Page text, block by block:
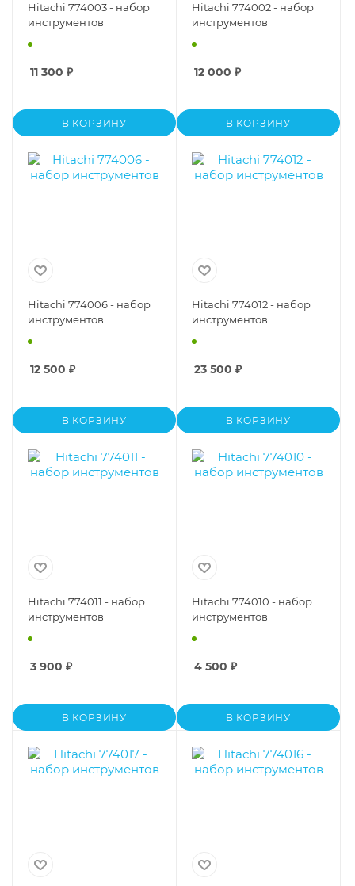
Hitachi 774003 - набор
инструментов
11 300 ₽
В КОРЗИНУ
Hitachi 774002 - набор
инструментов
12 000 ₽
В КОРЗИНУ
Hitachi 774006 - набор
инструментов
12 500 ₽
В КОРЗИНУ
Hitachi 774012 - набор
инструментов
23 500 ₽
В КОРЗИНУ
Hitachi 774011 - набор
инструментов
3 900 ₽
В КОРЗИНУ
Hitachi 774010 - набор
инструментов
4 500 ₽
В КОРЗИНУ